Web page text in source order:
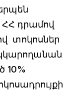
դրամով
տոկոսներ
10%